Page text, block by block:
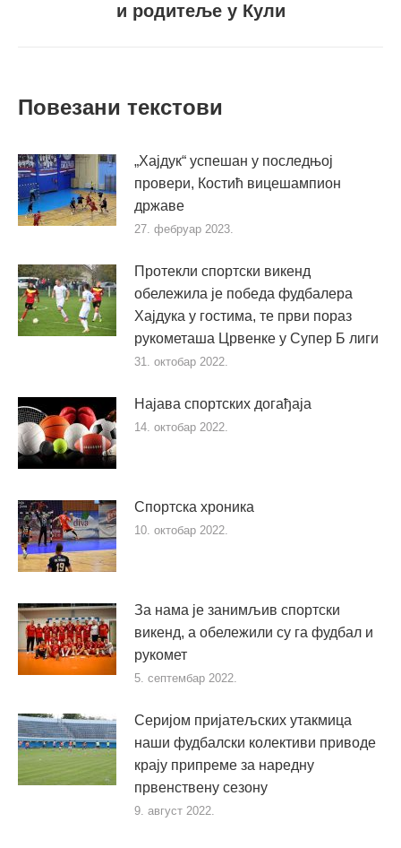
пост
и родитеље у Кули
Повезани текстови
„Хајдук“ успешан у последњој
провери, Костић вицешампион
државе
27. фебруар 2023.
Протекли спортски викенд
обележила је победа фудбалера
Хајдука у гостима, те први пораз
рукометаша Црвенке у Супер Б лиги
31. октобар 2022.
Најава спортских догађаја
14. октобар 2022.
Спортска хроника
10. октобар 2022.
За нама је занимљив спортски
викенд, а обележили су га фудбал и
рукомет
5. септембар 2022.
Серијом пријатељских утакмица
наши фудбалски колективи приводе
крају припреме за наредну
првенствену сезону
9. август 2022.